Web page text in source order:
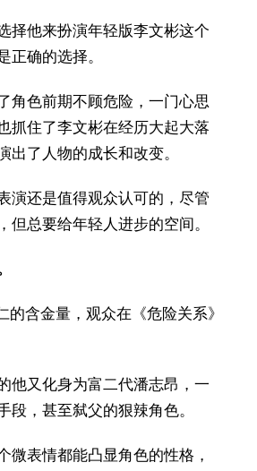
择他来扮演年轻版李文彬这个
正确的选择。
角色前期不顾危险，一门心思
抓住了李文彬在经历大起大落
出了人物的成长和改变。
演还是值得观众认可的，尽管
但总要给年轻人进步的空间。
的含金量，观众在《危险关系》
他又化身为富二代潘志昂，一
段，甚至弑父的狠辣角色。
微表情都能凸显角色的性格，